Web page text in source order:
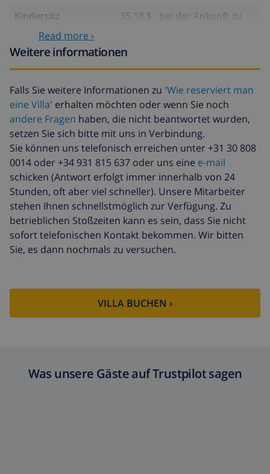
Kindersitz
35,18 $ , bei der Ankunft zu
Internet
5,86 $ pro Tag , bei der
Haustiere
58,64 $ , bei der Ankunft zu
zahlen
Reiserücktrittsfonds:
4.80% der Gesamtsumme
Read more ›
Weitere informationen
Falls Sie weitere Informationen zu 'Wie reserviert man
eine Villa' erhalten möchten oder wenn Sie noch
andere Fragen haben, die nicht beantwortet wurden,
setzen Sie sich bitte mit uns in Verbindung.
Sie können uns telefonisch erreichen unter +31 30 808
0014 oder +34 931 815 637 oder uns eine e-mail
schicken (Antwort erfolgt immer innerhalb von 24
Stunden, oft aber viel schneller). Unsere Mitarbeiter
stehen Ihnen schnellstmöglich zur Verfügung. Zu
betrieblichen Stoßzeiten kann es sein, dass Sie nicht
sofort telefonischen Kontakt bekommen. Wir bitten
Sie, es dann nochmals zu versuchen.
VILLA BUCHEN ›
Was unsere Gäste auf Trustpilot sagen